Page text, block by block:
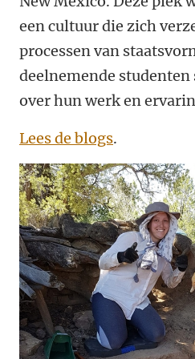
een cultuur die zich
processen van
deelnemende studenten
over hun werk en
Lees de blogs.